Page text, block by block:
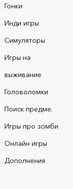
Гонки
Инди игры
Симуляторы
Игры на
выживание
Головоломки
Поиск предме.
Игры про зомби
Онлайн игры
Дополнения